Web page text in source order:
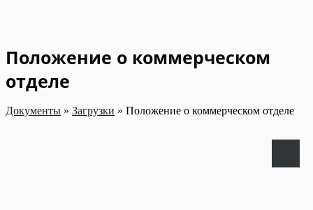
Положение о коммерческом
отделе
Документы » Загрузки » Положение о коммерческом отделе